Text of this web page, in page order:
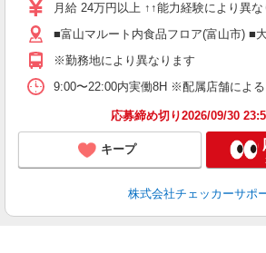
月給 24万円以上 ↑↑能力経験により異
■富山マルート内食品フロア(富山市) ■
※勤務地により異なります
9:00〜22:00内実働8H ※配属店舗によ
応募締め切り2026/09/30
キープ
株式会社チェッカーサポ